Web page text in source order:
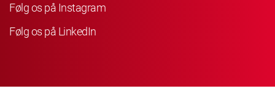
Følg os på Instagram
Følg os på LinkedIn